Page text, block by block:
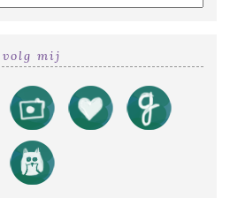
volg mij